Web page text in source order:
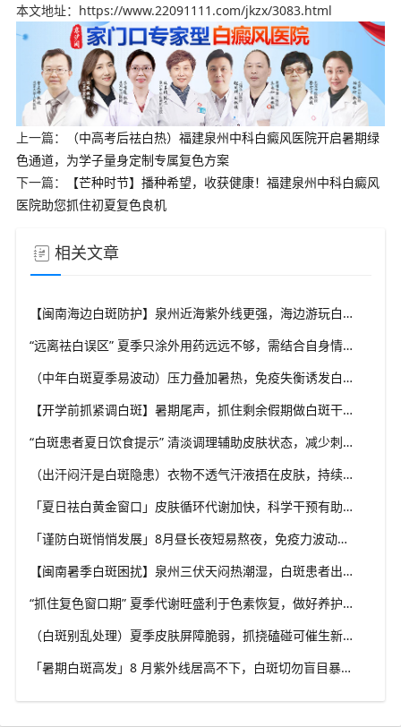
本文地址：https://www.22091111.com/jkzx/3083.html
上一篇：
（中高考后祛白热）福建泉州中科白癜风医院开启暑期绿
色通道，为学子量身定制专属复色方案
下一篇：
【芒种时节】播种希望，收获健康！福建泉州中科白癜风
医院助您抓住初夏复色良机
相关文章
【闽南海边白斑防护】泉州近海紫外线更强，海边游玩白斑防护要升级，福建泉州中科白癜风医院给出海边出行实用方案
“远离祛白误区” 夏季只涂外用药远远不够，需结合自身情况综合干预，福建泉州中科白癜风医院坚持白癜风分型分诊理念
（中年白斑夏季易波动）压力叠加暑热，免疫失衡诱发白斑变化，福建泉州中科白癜风医院科普成人白癜风夏季管理思路
【开学前抓紧调白斑】暑期尾声，抓住剩余假期做白斑干预，福建泉州中科白癜风医院助力学生群体从容应对校园生活
“白斑患者夏日饮食提示” 清淡调理辅助皮肤状态，减少刺激类食物，福建泉州中科白癜风医院分享白癜风夏季饮食科普
（出汗闷汗是白斑隐患）衣物不透气汗液捂在皮肤，持续刺激患处，福建泉州中科白癜风医院解析夏季白癜风穿衣学问
「夏日祛白黄金窗口」皮肤循环代谢加快，科学干预有助复色，福建泉州中科白癜风医院提醒把握白癜风诊疗有利时机
「谨防白斑悄悄发展」8月昼长夜短易熬夜，免疫力波动干扰黑素细胞，福建泉州中科白癜风医院教你安稳度过白癜风高发季
【闽南暑季白斑困扰】泉州三伏天闷热潮湿，白斑患者出汗后及时清洁，福建泉州中科白癜风医院解析夏季白斑诱因
“抓住复色窗口期” 夏季代谢旺盛利于色素恢复，做好养护结合规范干预，福建泉州中科白癜风医院助力白斑科学复色
（白斑别乱处理）夏季皮肤屏障脆弱，抓挠磕碰可催生新白斑，福建泉州中科白癜风医院科普盛夏白癜风防护小常识
「暑期白斑高发」8 月紫外线居高不下，白斑切勿盲目暴晒，福建泉州中科白癜风医院提醒做好科学防晒规避扩散风险